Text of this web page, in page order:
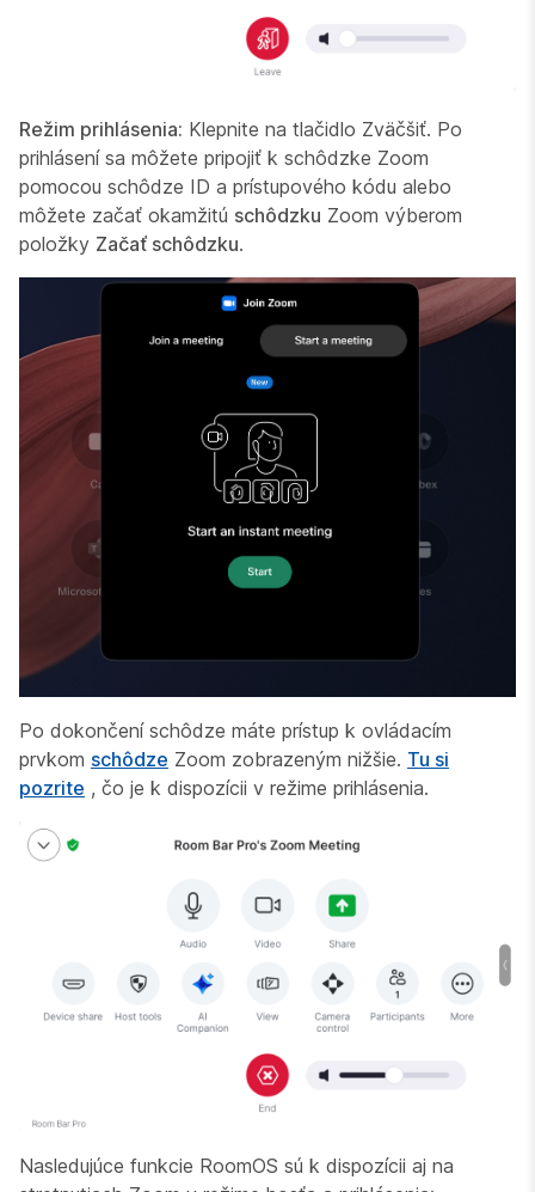
Režim prihlásenia: Klepnite na tlačidlo Zväčšiť. Po
prihlásení sa môžete pripojiť k schôdzke Zoom
pomocou schôdze ID a prístupového kódu alebo
môžete začať okamžitú schôdzku Zoom výberom
položky Začať schôdzku.
Po dokončení schôdze máte prístup k ovládacím
prvkom schôdze Zoom zobrazeným nižšie. Tu si
pozrite , čo je k dispozícii v režime prihlásenia.
Nasledujúce funkcie RoomOS sú k dispozícii aj na